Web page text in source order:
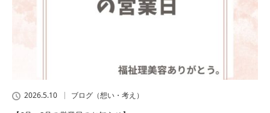
2026.5.10 ブログ（想い・考え）